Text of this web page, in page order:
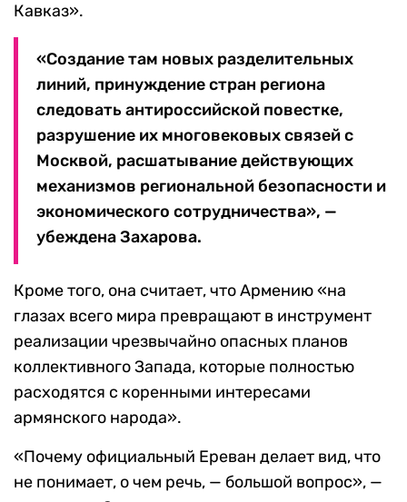
Кавказ».
«Создание там новых разделительных
линий, принуждение стран региона
следовать антироссийской повестке,
разрушение их многовековых связей с
Москвой, расшатывание действующих
механизмов региональной безопасности и
экономического сотрудничества», —
убеждена Захарова.
Кроме того, она считает, что Армению «на
глазах всего мира превращают в инструмент
реализации чрезвычайно опасных планов
коллективного Запада, которые полностью
расходятся с коренными интересами
армянского народа».
«Почему официальный Ереван делает вид, что
не понимает, о чем речь, — большой вопрос», —